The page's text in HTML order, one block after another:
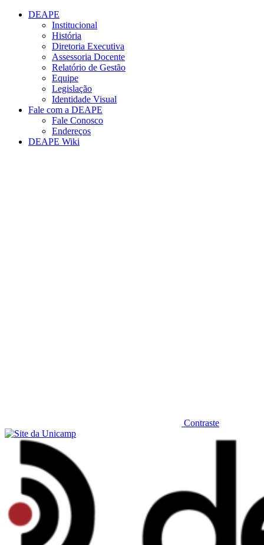
Conteúdo principal
DEAPE
Institucional
História
Diretoria Executiva
Assessoria Docente
Relatório de Gestão
Equipe
Legislação
Identidade Visual
Fale com a DEAPE
Fale Conosco
Endereços
DEAPE Wiki
Contraste